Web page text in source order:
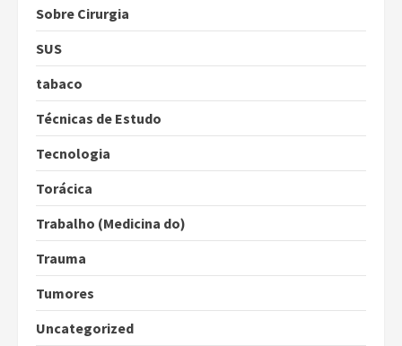
Sobre Cirurgia
SUS
tabaco
Técnicas de Estudo
Tecnologia
Torácica
Trabalho (Medicina do)
Trauma
Tumores
Uncategorized